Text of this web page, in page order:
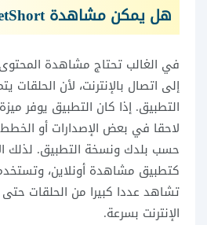
هل يمكن مشاهدة NetShort بدون إنترنت؟
إلى اتصال بالإنترنت، لأن
التطبيق. إذا كان التطبيق يوفر
لاحقا في بعض الإصدارات أو
حسب بلدك ونسخة التطبيق. لذلك
تشاهد عددا كبيرا من الحلقات
الإنترنت بسرعة.